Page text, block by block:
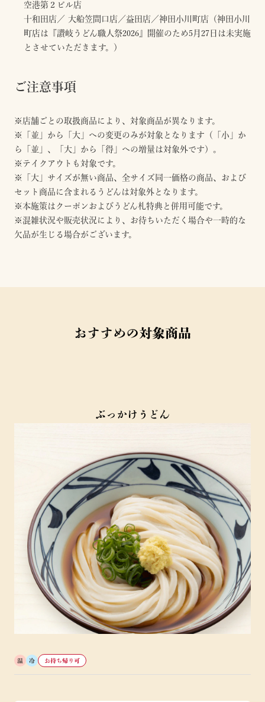
空港第２ビル店
十和田店／ 大船笠間口店／益田店／神田小川町店（神田小川
町店は『讃岐うどん職人祭2026』開催のため5月27日は未実施
とさせていただきます。）
ご注意事項
※店舗ごとの取扱商品により、対象商品が異なります。
※「並」から「大」への変更のみが対象となります（「小」か
ら「並」、「大」から「得」への増量は対象外です）。
※テイクアウトも対象です。
※「大」サイズが無い商品、全サイズ同一価格の商品、および
セット商品に含まれるうどんは対象外となります。
※本施策はクーポンおよびうどん札特典と併用可能です。
※混雑状況や販売状況により、お待ちいただく場合や一時的な
欠品が生じる場合がございます。
おすすめの対象商品
ぶっかけうどん
温 冷 お持ち帰り可